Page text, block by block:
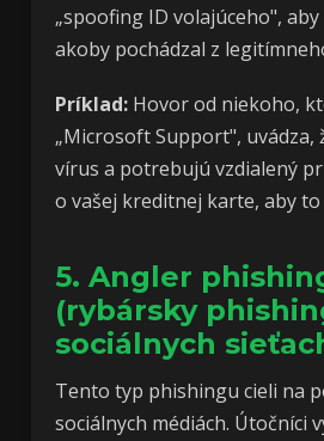
„spoofing ID volajúceho",
akoby pochádzal z
Príklad: Hovor od niekoho,
„Microsoft Support", uvádza,
vírus a potrebujú vzdialený
o vašej kreditnej karte, aby
5. Angler
(rybársky
sociálnych
Tento typ phishingu cieli na
sociálnych médiách. Útočníci